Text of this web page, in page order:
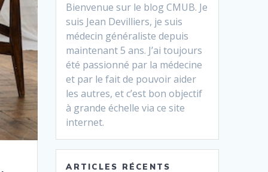
Bienvenue sur le blog CMUB. Je
suis Jean Devilliers, je suis
médecin généraliste depuis
maintenant 5 ans. J’ai toujours
été passionné par la médecine
et par le fait de pouvoir aider
les autres, et c’est bon objectif
à grande échelle via ce site
internet.
ARTICLES RÉCENTS